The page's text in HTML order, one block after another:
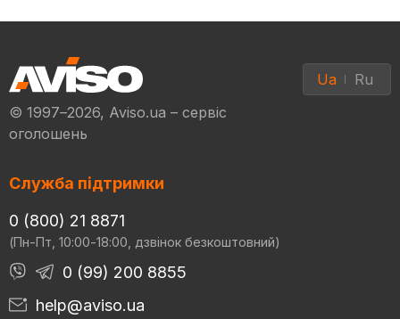
© 1997–2026, Aviso.ua – сервіс
оголошень
Ua Ru
Служба підтримки
0 (800) 21 8871
(Пн-Пт, 10:00-18:00, дзвінок безкоштовний)
0 (99) 200 8855
help@aviso.ua